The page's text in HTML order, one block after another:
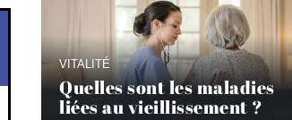
VITALITÉ
Quelles sont les maladies
liées au vieillissement ?